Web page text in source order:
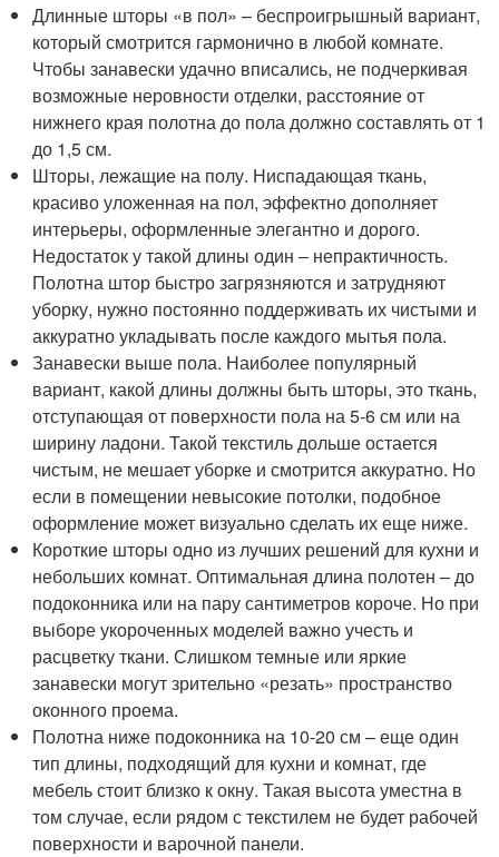
Длинные шторы «в пол» – беспроигрышный вариант,
который смотрится гармонично в любой комнате.
Чтобы занавески удачно вписались, не подчеркивая
возможные неровности отделки, расстояние от
нижнего края полотна до пола должно составлять от 1
до 1,5 см.
Шторы, лежащие на полу. Ниспадающая ткань,
красиво уложенная на пол, эффектно дополняет
интерьеры, оформленные элегантно и дорого.
Недостаток у такой длины один – непрактичность.
Полотна штор быстро загрязняются и затрудняют
уборку, нужно постоянно поддерживать их чистыми и
аккуратно укладывать после каждого мытья пола.
Занавески выше пола. Наиболее популярный
вариант, какой длины должны быть шторы, это ткань,
отступающая от поверхности пола на 5-6 см или на
ширину ладони. Такой текстиль дольше остается
чистым, не мешает уборке и смотрится аккуратно. Но
если в помещении невысокие потолки, подобное
оформление может визуально сделать их еще ниже.
Короткие шторы одно из лучших решений для кухни и
небольших комнат. Оптимальная длина полотен – до
подоконника или на пару сантиметров короче. Но при
выборе укороченных моделей важно учесть и
расцветку ткани. Слишком темные или яркие
занавески могут зрительно «резать» пространство
оконного проема.
Полотна ниже подоконника на 10-20 см – еще один
тип длины, подходящий для кухни и комнат, где
мебель стоит близко к окну. Такая высота уместна в
том случае, если рядом с текстилем не будет рабочей
поверхности и варочной панели.